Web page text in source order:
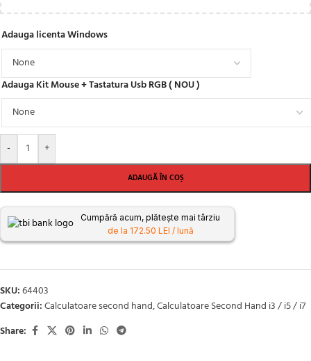
Adauga licenta Windows
Adauga Kit Mouse + Tastatura Usb RGB ( NOU )
- +
ADAUGĂ ÎN COȘ
Cumpără acum, plătește mai târziu
de la 172.50 LEI / lună
SKU:64403
Categorii:Calculatoare second hand,Calculatoare Second Hand i3 / i5 / i7
Share: